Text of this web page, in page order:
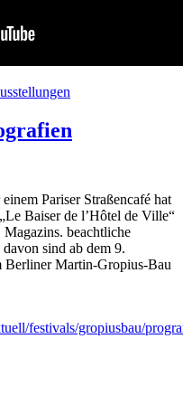
Pariser Straßencafé hat
Baiser de l’Hôtel de Ville“
beachtliche
sind ab dem 9.
Berliner Martin-Gropius-Bau
festivals/gropiusbau/